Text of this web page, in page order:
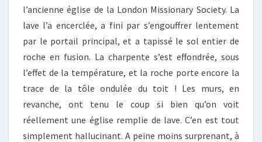
l’ancienne église de la London Missionary Society. La
lave l’a encerclée, a fini par s’engouffrer lentement
par le portail principal, et a tapissé le sol entier de
roche en fusion. La charpente s’est effondrée, sous
l’effet de la température, et la roche porte encore la
trace de la tôle ondulée du toit ! Les murs, en
revanche, ont tenu le coup si bien qu’on voit
réellement une église remplie de lave. C’en est tout
simplement hallucinant. A peine moins surprenant, à